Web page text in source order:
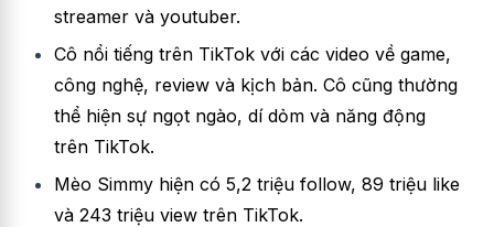
streamer và youtuber.
Cô nổi tiếng trên TikTok với các video về game,
công nghệ, review và kịch bản. Cô cũng thường
thể hiện sự ngọt ngào, dí dỏm và năng động
trên TikTok.
Mèo Simmy hiện có 5,2 triệu follow, 89 triệu like
và 243 triệu view trên TikTok.